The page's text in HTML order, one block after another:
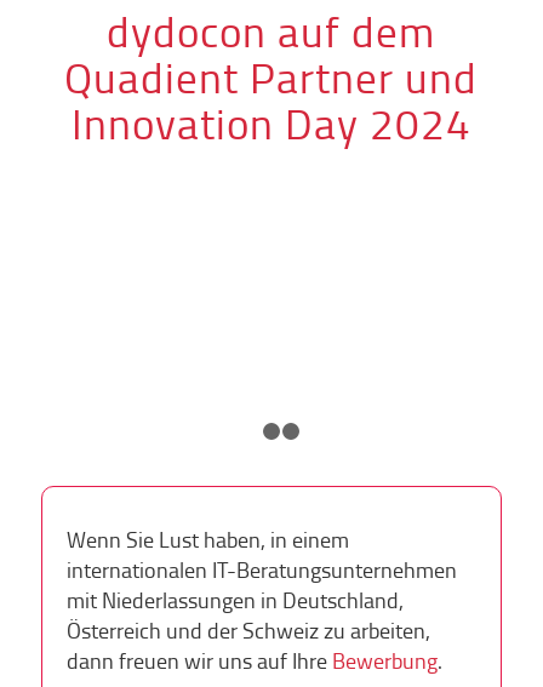
dydocon auf dem
Quadient Partner und
Innovation Day 2024
Wenn Sie Lust haben, in einem
internationalen IT-Beratungsunternehmen
mit Niederlassungen in Deutschland,
Österreich und der Schweiz zu arbeiten,
dann freuen wir uns auf IhreBewerbung.